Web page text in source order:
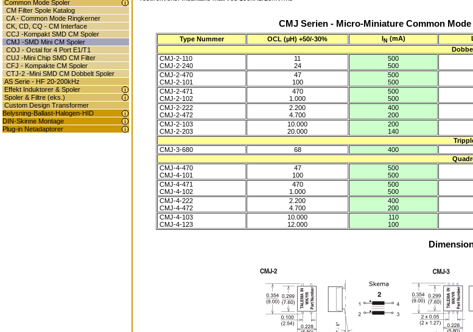
Common Mode Spoler
CM Filter Spole Katalog
CA - Common Mode Ringkerner
CK, CD, CQ - CM Interface
CCJ -Kompakt SMD CM Spoler
CMJ -SMD Mini CM Spoler
COJ - Octal for 4 Port E1/T1
CUJ -Mini Chip SMD CM Filter
CFJ - Kompakte CM Spoler
CTJ-2 -Mini SMD CM Dobbelt Spoler
AS Serie - HF 20-200kHz
Effekt Induktorer & Spoler
Spoler & Filtre (eks.)
Custom Design Transformer
Belysning-Ballast-Halogen-HID
DIN-Skinne Montage
Plug-in Netadaptorer
CMJ Serien - Micro-Miniature Common
Type Nummer OCL (µH) +50/-30% IN (mA)
CMJ-2-110
CMJ-2-240
11
24
500
500
CMJ-2-470
CMJ-2-101
47
100
500
500
CMJ-2-471
CMJ-2-102
470
1.000
500
500
CMJ-2-222
CMJ-2-472
2.200
4.700
400
200
CMJ-2-103
CMJ-2-203
10.000
20.000
200
140
CMJ-3-680
68 400
CMJ-4-470
CMJ-4-101
47
100
500
500
CMJ-4-471
CMJ-4-102
470
1.000
500
500
CMJ-4-222
CMJ-4-472
2.200
4.700
400
200
CMJ-4-103
CMJ-4-123
10.000
12.000
110
100